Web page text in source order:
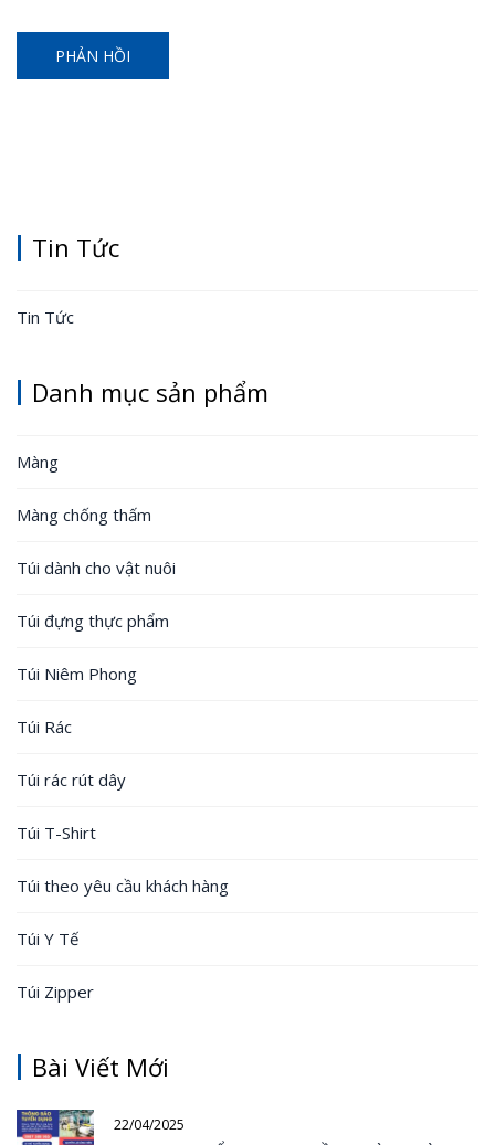
Tin Tức
Tin Tức
Danh mục sản phẩm
Màng
Màng chống thấm
Túi dành cho vật nuôi
Túi đựng thực phẩm
Túi Niêm Phong
Túi Rác
Túi rác rút dây
Túi T-Shirt
Túi theo yêu cầu khách hàng
Túi Y Tế
Túi Zipper
Bài Viết Mới
22/04/2025